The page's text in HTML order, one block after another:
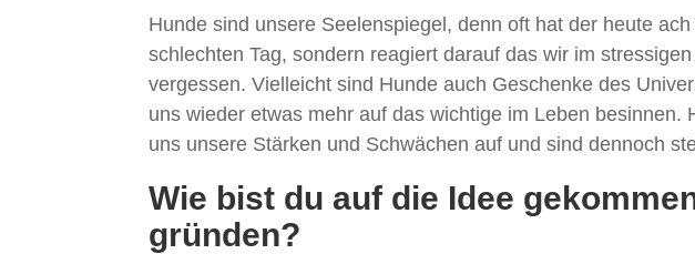
Hunde sind unsere Seelenspiegel, denn oft hat der heute
schlechten Tag, sondern reagiert darauf das wir im
vergessen. Vielleicht sind Hunde auch Geschenke des
uns wieder etwas mehr auf das wichtige im Leben besinnen.
uns unsere Stärken und Schwächen auf und sind dennoch
Wie bist du auf die Idee
gründen?